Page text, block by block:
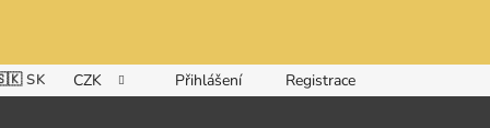
SK CZK Přihlášení Registrace